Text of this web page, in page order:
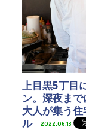
上目黒5丁目
ン。深夜まで
大人が集う
ル
2022.06.13